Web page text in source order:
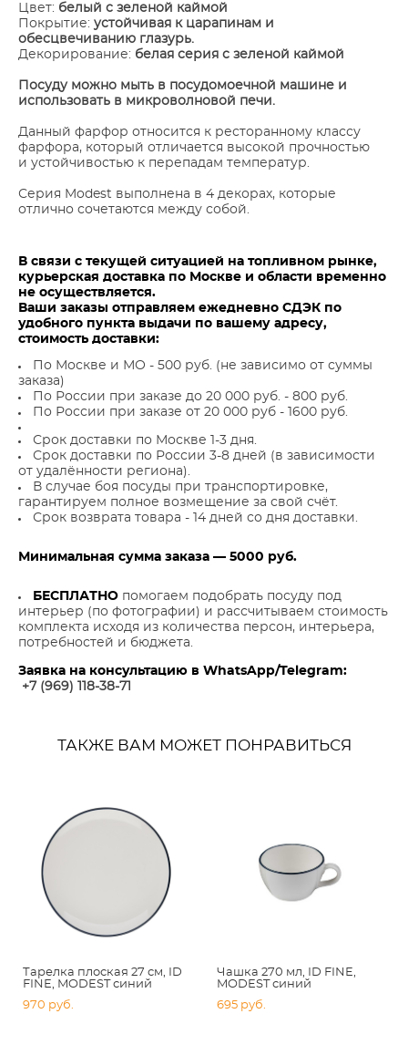
Цвет: белый с зеленой каймой
Покрытие: устойчивая к царапинам и
обесцвечиванию глазурь.
Декорирование: белая серия с зеленой каймой
​Посуду можно мыть в посудомоечной машине и
использовать в микроволновой печи.
Данный фарфор относится к ресторанному классу
фарфора, который отличается высокой прочностью
и устойчивостью к перепадам температур.
Серия Modest выполнена в 4 декорах, которые
отлично сочетаются между собой.
В связи с текущей ситуацией на топливном рынке,
курьерская доставка по Москве и области временно
не осуществляется.
Ваши заказы отправляем ежедневно СДЭК по
удобного пункта выдачи по вашему адресу,
стоимость доставки:
По Москве и МО - 500 руб. (не зависимо от суммы
заказа)
По России при заказе до 20 000 руб. - 800 руб.
По России при заказе от 20 000 руб - 1600 руб.
Срок доставки по Москве 1-3 дня.
Срок доставки по России 3-8 дней (в зависимости
от удалённости региона).
В случае боя посуды при транспортировке,
гарантируем полное возмещение за свой счёт.
Срок возврата товара - 14 дней со дня доставки.
Минимальная сумма заказа — 5000 руб.
БЕСПЛАТНО помогаем подобрать посуду под
интерьер (по фотографии) и рассчитываем стоимость
комплекта исходя из количества персон, интерьера,
потребностей и бюджета.
Заявка на консультацию в WhatsApp/Telegram:
+7 (969) 118-38-7
ТАКЖЕ ВАМ МОЖЕТ ПОНРАВИТЬСЯ
Тарелка плоская 27 см, ID
FINE, MODEST синий
970 pуб.
Чашка 270 мл, ID FINE,
MODEST синий
695 pуб.